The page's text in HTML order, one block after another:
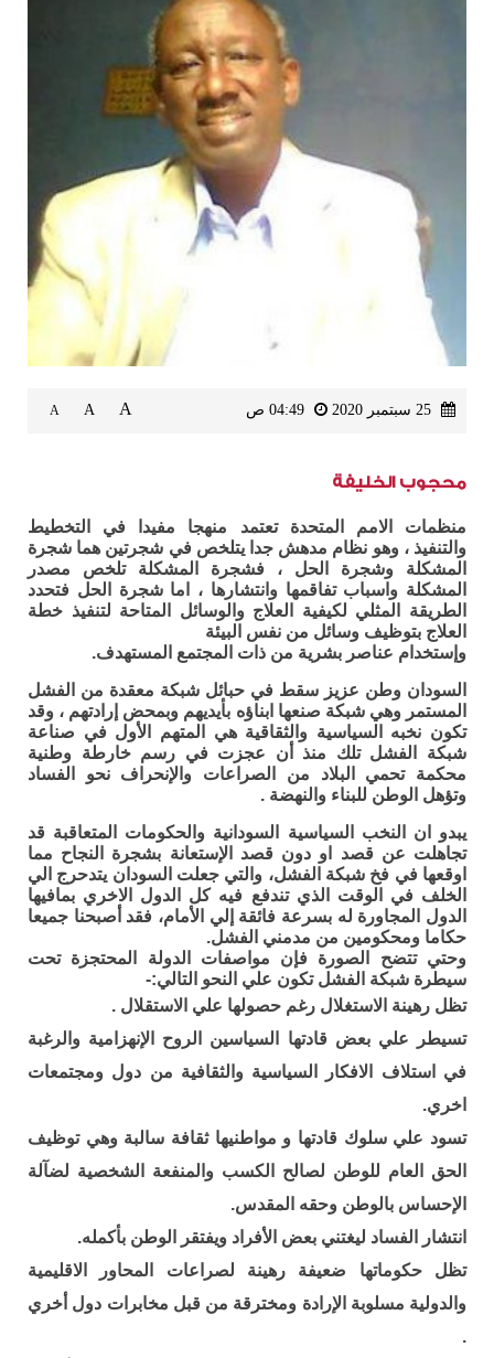
A
A
A
محجوب الخليفة
منظمات الامم المتحدة تعتمد منهجا مفيدا في التخطيط
والتنفيذ ، وهو نظام مدهش جدا يتلخص في شجرتين هما شجرة
المشكلة وشجرة الحل ، فشجرة المشكلة تلخص مصدر
المشكلة واسباب تفاقمها وانتشارها ، اما شجرة الحل فتحدد
الطريقة المثلي لكيفية العلاج والوسائل المتاحة لتنفيذ خطة
العلاج بتوظيف وسائل من نفس البيئة
وإستخدام عناصر بشرية من ذات المجتمع المستهدف.
السودان وطن عزيز سقط في حبائل شبكة معقدة من الفشل
المستمر وهي شبكة صنعها ابناؤه بأيديهم وبمحض إرادتهم ، وقد
تكون نخبه السياسية والثقاقية هي المتهم اﻷول في صناعة
شبكة الفشل تلك منذ أن عجزت في رسم خارطة وطنية
محكمة تحمي البلاد من الصراعات واﻹنحراف نحو الفساد
وتؤهل الوطن للبناء والنهضة .
يبدو ان النخب السياسية السودانية والحكومات المتعاقبة قد
تجاهلت عن قصد او دون قصد اﻹستعانة بشجرة النجاح مما
اوقعها في فخ شبكة الفشل، والتي جعلت السودان يتدحرج الي
الخلف في الوقت الذي تندفع فيه كل الدول الاخري بمافيها
الدول المجاورة له بسرعة فائقة إلي اﻷمام، فقد أصبحنا جميعا
حكاما ومحكومين من مدمني الفشل.
وحتي تتضح الصورة فإن مواصفات الدولة المحتجزة تحت
سيطرة شبكة الفشل تكون علي النحو التالي:-
تظل رهينة الاستغلال رغم حصولها علي الاستقلال .
تسيطر علي بعض قادتها السياسين الروح اﻹنهزامية والرغبة
في استلاف الافكار السياسية والثقافية من دول ومجتمعات
اخري.
تسود علي سلوك قادتها و مواطنيها ثقافة سالبة وهي توظيف
الحق العام للوطن لصالح الكسب والمنفعة الشخصية لضآلة
اﻹحساس بالوطن وحقه المقدس.
انتشار الفساد ليغتني بعض اﻷفراد ويفتقر الوطن بأكمله.
تظل حكوماتها ضعيفة رهينة لصراعات المحاور الاقليمية
والدولية مسلوبة اﻹرادة ومخترقة من قبل مخابرات دول أخري
.